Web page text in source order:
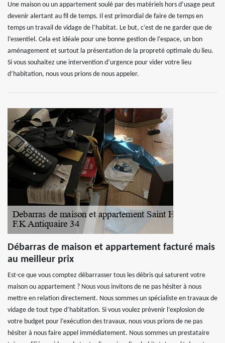
Une maison ou un appartement soulé par des matériels hors d’usage peut
devenir alertant au fil de temps. Il est primordial de faire de temps en
temps un travail de vidage de l’habitat. Le but, c’est de ne garder que de
l’essentiel. Cela est idéale pour une bonne gestion de l’espace, un bon
aménagement et surtout la présentation de la propreté optimale du lieu.
Si vous souhaitez une intervention d’urgence pour vider votre lieu
d’habitation, nous vous prions de nous appeler.
Débarras de maison et appartement facturé mais
au meilleur prix
Est-ce que vous comptez débarrasser tous les débris qui saturent votre
maison ou appartement ? Nous vous invitons de ne pas hésiter à nous
mettre en relation directement. Nous sommes un spécialiste en travaux de
vidage de tout type d’habitation. Si vous voulez prévenir l’explosion de
votre budget pour l’exécution des travaux, nous vous prions de ne pas
hésiter à nous faire appel immédiatement. Nous sommes un prestataire